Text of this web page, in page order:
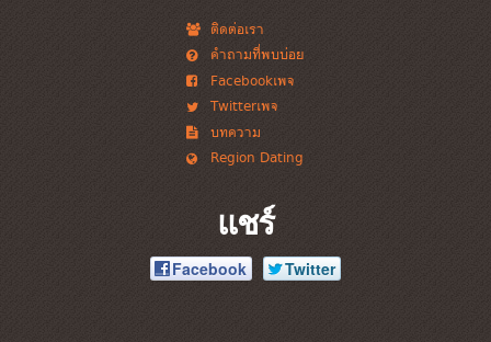
ติดต่อเรา
คำถามที่พบบ่อย
Facebookเพจ
Twitterเพจ
บทความ
Region Dating
แชร์
Facebook Twitter